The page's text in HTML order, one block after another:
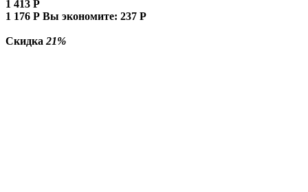
1 413 Р
1 176 Р Вы экономите: 237 Р
Скидка 21%